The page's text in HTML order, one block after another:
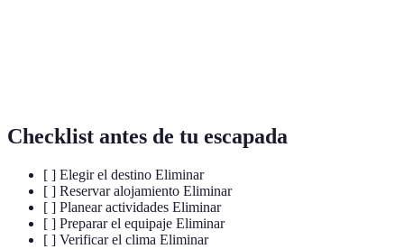
Checklist antes de tu escapada
[ ] Elegir el destino Eliminar
[ ] Reservar alojamiento Eliminar
[ ] Planear actividades Eliminar
[ ] Preparar el equipaje Eliminar
[ ] Verificar el clima Eliminar